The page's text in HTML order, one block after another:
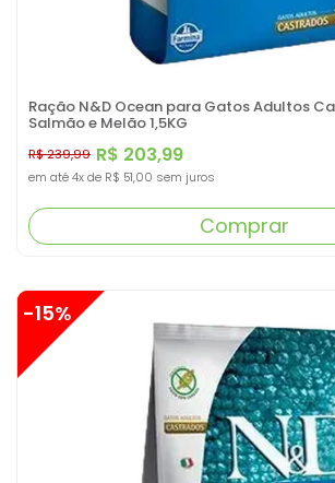
Ração N&D Ocean para Gatos Adultos
Salmão e Melão 1,5KG
R$ 203,99
R$ 239,99
em até 4x de R$ 51,00 sem juros
Comprar
-15%